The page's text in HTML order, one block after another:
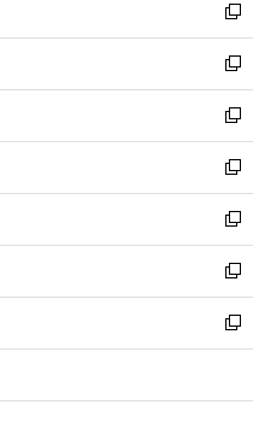
く
ド
ウ
で
開
く
ィ
ン
ド
ウ
で
開
く
い
ウ
ィ
ン
ド
ウ
で
開
く
新
し
い
ウ
ィ
ン
ド
ウ
で
開
く
新
し
い
ウ
ィ
ン
ド
ウ
で
開
く
新
し
い
ウ
ィ
ン
ド
ウ
で
開
新
し
い
ウ
ィ
ン
ド
ウ
開
新
し
い
ウ
ィ
ン
ウ
新
し
い
ウ
ン
新
し
ウ